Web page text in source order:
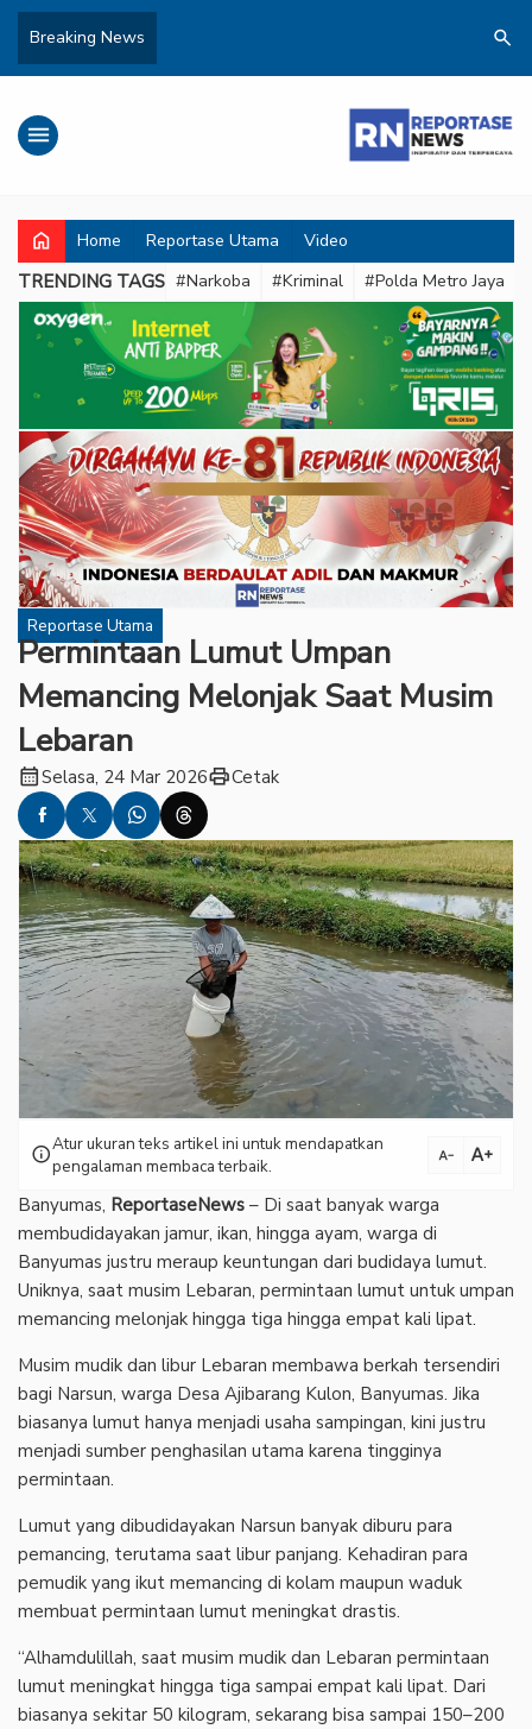
Breaking News search
menu
home Home Reportase Utama Video
TRENDING TAGS #Narkoba #Kriminal #Polda Metro Jaya
Reportase Utama
Permintaan Lumut Umpan
Memancing Melonjak Saat Musim
Lebaran
calendar_monthSelasa, 24 Mar 2026printCetak
infoAtur ukuran teks artikel ini untuk mendapatkan
pengalaman membaca terbaik.
text_decrease text_increase
Banyumas, ReportaseNews – Di saat banyak warga
membudidayakan jamur, ikan, hingga ayam, warga di
Banyumas justru meraup keuntungan dari budidaya lumut.
Uniknya, saat musim Lebaran, permintaan lumut untuk umpan
memancing melonjak hingga tiga hingga empat kali lipat.
Musim mudik dan libur Lebaran membawa berkah tersendiri
bagi Narsun, warga Desa Ajibarang Kulon, Banyumas. Jika
biasanya lumut hanya menjadi usaha sampingan, kini justru
menjadi sumber penghasilan utama karena tingginya
permintaan.
Lumut yang dibudidayakan Narsun banyak diburu para
pemancing, terutama saat libur panjang. Kehadiran para
pemudik yang ikut memancing di kolam maupun waduk
membuat permintaan lumut meningkat drastis.
“Alhamdulillah, saat musim mudik dan Lebaran permintaan
lumut meningkat hingga tiga sampai empat kali lipat. Dari
biasanya sekitar 50 kilogram, sekarang bisa sampai 150–200